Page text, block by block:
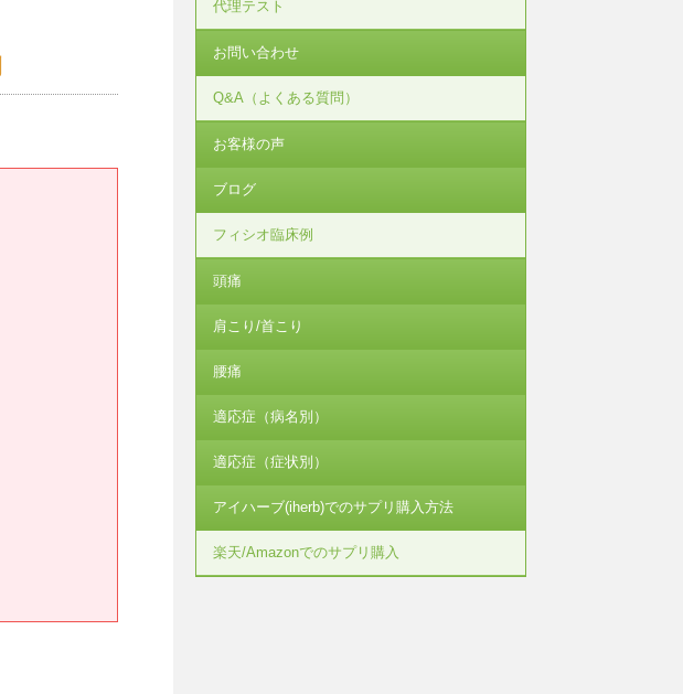
代理テスト
お問い合わせ
Q&A（よくある質問）
お客様の声
ブログ
フィシオ臨床例
頭痛
肩こり/首こり
腰痛
適応症（病名別）
適応症（症状別）
アイハーブ(iherb)でのサプリ購入方法
楽天/Amazonでのサプリ購入